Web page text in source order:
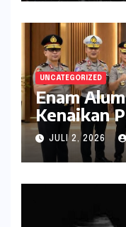
UNCATEGORIZED
Enam
Kenaikan
kepada
JULI 2, 2026